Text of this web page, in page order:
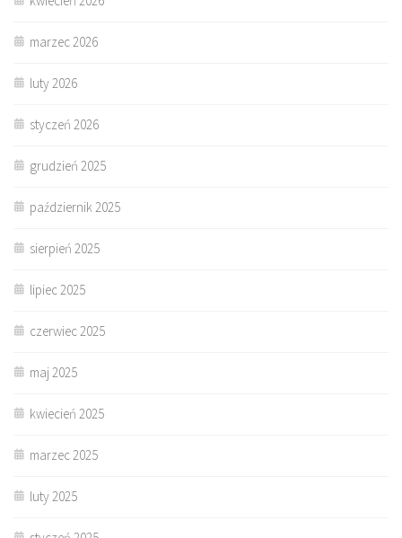
marzec 2026
luty 2026
styczeń 2026
grudzień 2025
październik 2025
sierpień 2025
lipiec 2025
czerwiec 2025
maj 2025
kwiecień 2025
marzec 2025
luty 2025